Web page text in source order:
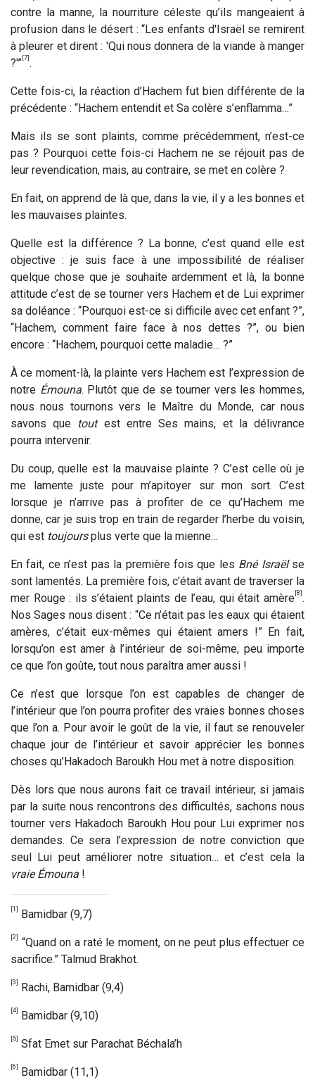
contre la manne, la nourriture céleste qu’ils mangeaient à
profusion dans le désert : “Les enfants d'Israël se remirent
à pleurer et dirent : 'Qui nous donnera de la viande à manger
?'” [7] .
Cette fois-ci, la réaction d’Hachem fut bien différente de la
précédente : “Hachem entendit et Sa colère s’enflamma…”
Mais ils se sont plaints, comme précédemment, n’est-ce
pas ? Pourquoi cette fois-ci Hachem ne se réjouit pas de
leur revendication, mais, au contraire, se met en colère ?
En fait, on apprend de là que, dans la vie, il y a les bonnes et
les mauvaises plaintes.
Quelle est la différence ? La bonne, c’est quand elle est
objective : je suis face à une impossibilité de réaliser
quelque chose que je souhaite ardemment et là, la bonne
attitude c’est de se tourner vers Hachem et de Lui exprimer
sa doléance : “Pourquoi est-ce si difficile avec cet enfant ?”,
“Hachem, comment faire face à nos dettes ?”, ou bien
encore : “Hachem, pourquoi cette maladie… ?”
À ce moment-là, la plainte vers Hachem est l’expression de
notre Émouna. Plutôt que de se tourner vers les hommes,
nous nous tournons vers le Maître du Monde, car nous
savons que tout est entre Ses mains, et la délivrance
pourra intervenir.
Du coup, quelle est la mauvaise plainte ? C’est celle où je
me lamente juste pour m’apitoyer sur mon sort. C’est
lorsque je n’arrive pas à profiter de ce qu’Hachem me
donne, car je suis trop en train de regarder l’herbe du voisin,
qui est toujoursplus verte que la mienne…
En fait, ce n’est pas la première fois que les Bné Israëlse
sont lamentés. La première fois, c’était avant de traverser la
mer Rouge : ils s’étaient plaints de l’eau, qui était amère [8] .
Nos Sages nous disent : “Ce n’était pas les eaux qui étaient
amères, c’était eux-mêmes qui étaient amers !” En fait,
lorsqu’on est amer à l’intérieur de soi-même, peu importe
ce que l’on goûte, tout nous paraîtra amer aussi !
Ce n’est que lorsque l’on est capables de changer de
l’intérieur que l’on pourra profiter des vraies bonnes choses
que l’on a. Pour avoir le goût de la vie, il faut se renouveler
chaque jour de l’intérieur et savoir apprécier les bonnes
choses qu’Hakadoch Baroukh Hou met à notre disposition.
Dès lors que nous aurons fait ce travail intérieur, si jamais
par la suite nous rencontrons des difficultés, sachons nous
tourner vers Hakadoch Baroukh Hou pour Lui exprimer nos
demandes. Ce sera l’expression de notre conviction que
seul Lui peut améliorer notre situation… et c’est cela la
vraie Émouna !
[1] Bamidbar (9,7)
[2]
“Quand on a raté le moment, on ne peut plus effectuer ce
sacrifice.” Talmud Brakhot.
[3] Rachi, Bamidbar (9,4)
[4] Bamidbar (9,10)
[5] Sfat Emet sur Parachat Béchala’h
[6] Bamidbar (11,1)